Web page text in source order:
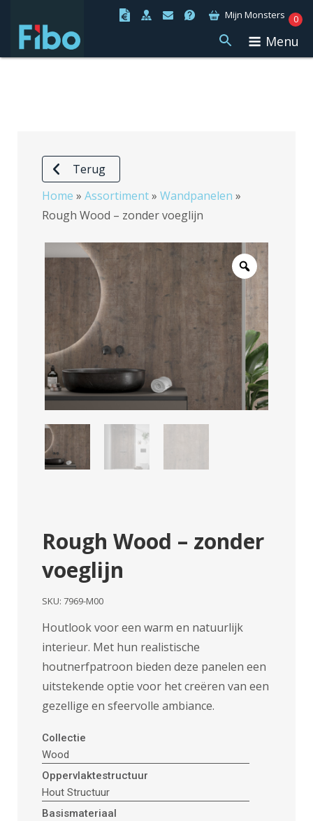
naar
Mijn Monsters 0
Menu
Terug
Home » Assortiment» Wandpanelen »
Rough Wood – zonder voeglijn
Rough Wood – zonder
voeglijn
SKU: 7969-M00
Houtlook voor een warm en natuurlijk
interieur. Met hun realistische
houtnerfpatroon bieden deze panelen een
uitstekende optie voor het creëren van een
gezellige en sfeervolle ambiance.
Collectie
Wood
Oppervlaktestructuur
Hout Structuur
Basismateriaal